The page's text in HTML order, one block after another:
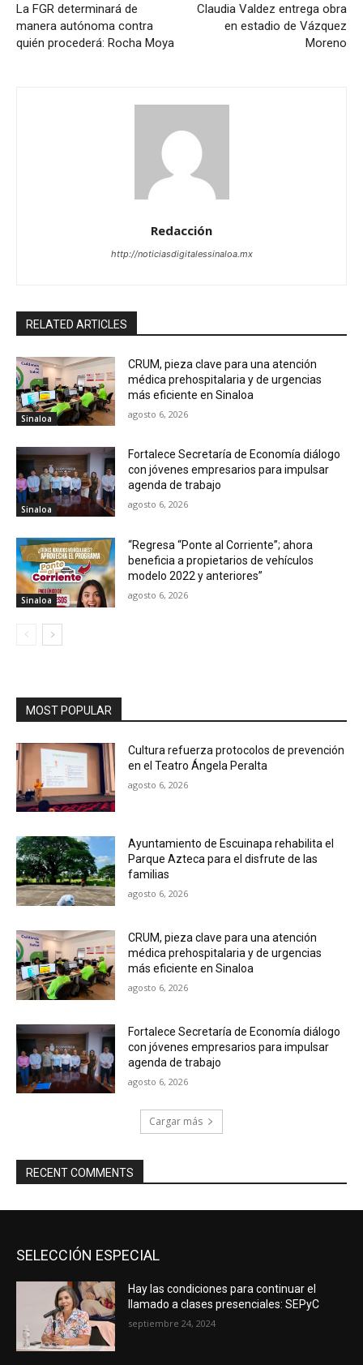
La FGR determinará de
manera autónoma contra
quién procederá: Rocha Moya
Claudia Valdez entrega obra
en estadio de Vázquez
Moreno
Redacción
http://noticiasdigitalessinaloa.mx
RELATED ARTICLES
Sinaloa
CRUM, pieza clave para una atención
médica prehospitalaria y de urgencias
más eficiente en Sinaloa
agosto 6, 2026
Sinaloa
Fortalece Secretaría de Economía diálogo
con jóvenes empresarios para impulsar
agenda de trabajo
agosto 6, 2026
Sinaloa
“Regresa “Ponte al Corriente”; ahora
beneficia a propietarios de vehículos
modelo 2022 y anteriores”
agosto 6, 2026
MOST POPULAR
Cultura refuerza protocolos de prevención
en el Teatro Ángela Peralta
agosto 6, 2026
Ayuntamiento de Escuinapa rehabilita el
Parque Azteca para el disfrute de las
familias
agosto 6, 2026
CRUM, pieza clave para una atención
médica prehospitalaria y de urgencias
más eficiente en Sinaloa
agosto 6, 2026
Fortalece Secretaría de Economía diálogo
con jóvenes empresarios para impulsar
agenda de trabajo
agosto 6, 2026
Cargar más
RECENT COMMENTS
SELECCIÓN ESPECIAL
Hay las condiciones para continuar el
llamado a clases presenciales: SEPyC
septiembre 24, 2024